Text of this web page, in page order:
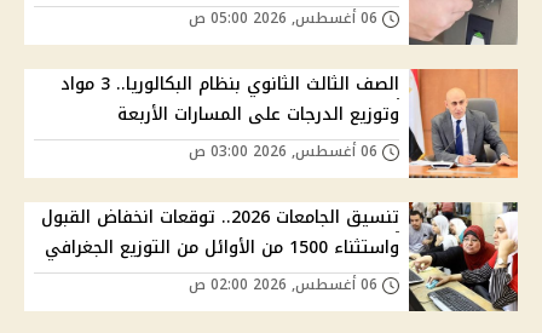
الصف الثالث الثانوي بنظام البكالوريا.. 3 مواد
وتوزيع الدرجات على المسارات الأربعة
تنسيق الجامعات 2026.. توقعات انخفاض القبول
واستثناء 1500 من الأوائل من التوزيع الجغرافي